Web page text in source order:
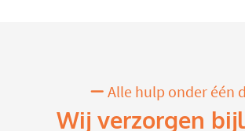
Alle hulp onder één
Wij verzorgen